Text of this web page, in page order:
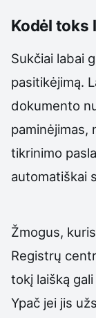
Kodėl toks
Sukčiai labai
pasitikėjimą.
dokumento
paminėjimas,
tikrinimo
automatiškai
Žmogus,
Registrų
tokį laišką
Ypač jei jis